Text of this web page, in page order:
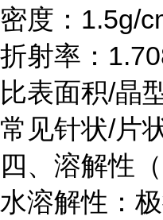
密度：1.5g/
折射率：
比表面积/晶
常见针状/片
四、溶解性（
水溶解性：